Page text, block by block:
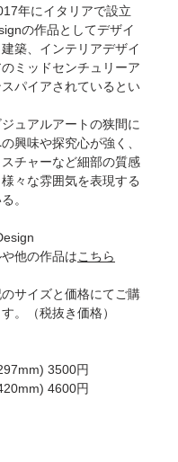
年にイタリアで設立
の作品としてデザイ
築、インテリアデザイ
ミッドセンチュリーア
パイアされているとい
ュアルアートの狭間に
興味や探究心が強く、
チャーなど細部の質感
々な雰囲気を表現する
。
他の作品はこちら
サイズと価格にてご購
。（税抜き価格）
3500円
4600円